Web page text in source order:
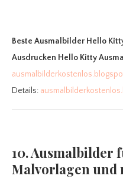
Beste Ausmalbilder Hello
Ausdrucken Hello Kitty
Details:
10. Ausmalbilder
Malvorlagen und